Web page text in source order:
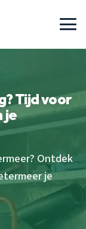
Tijd voor
je
Ontdek
je